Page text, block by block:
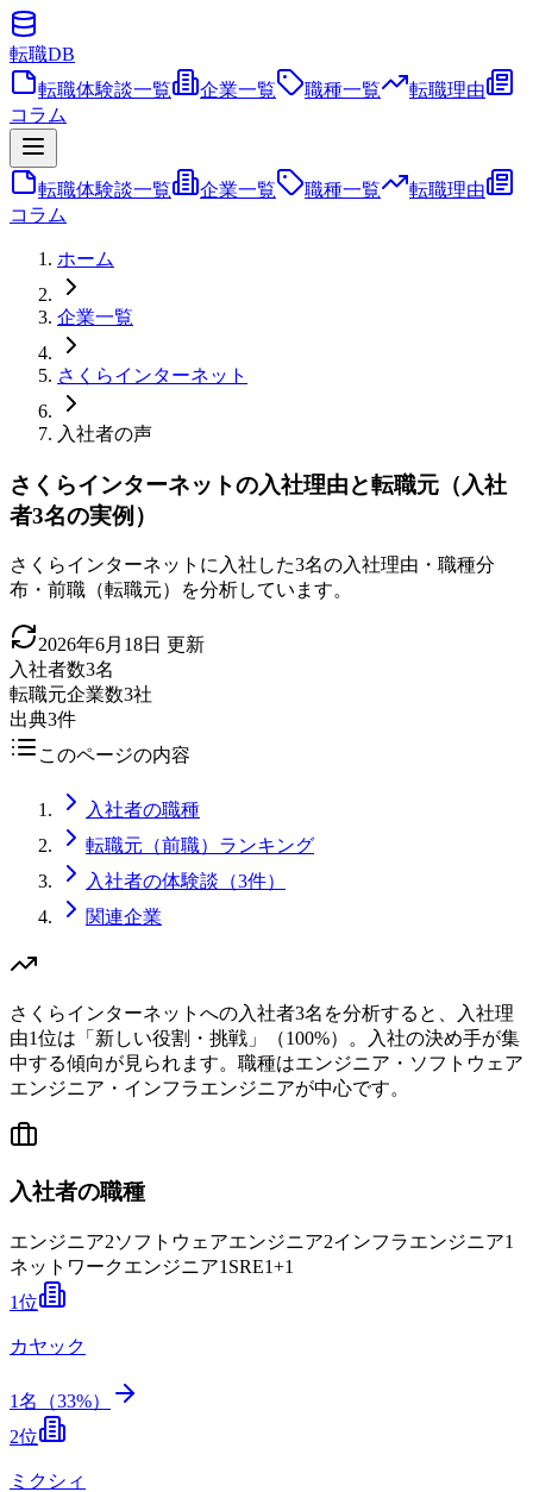
転職DB
転職体験談一覧
企業一覧 職種一覧
転職理由
コラム
転職体験談一覧 企業一覧 職種一覧
転職理由
コラム
ホーム
企業一覧
さくらインターネット
入社者の声
さくらインターネットの入社理由と転職元（入社
者3名の実例）
さくらインターネットに入社した3名の入社理由・職種分
布・前職（転職元）を分析しています。
2026年6月18日 更新
入社者数3名
転職元企業数3社
出典3件
このページの内容
入社者の職種
転職元（前職）ランキング
入社者の体験談（3件）
関連企業
さくらインターネットへの入社者3名を分析すると、入社理
由1位は「新しい役割・挑戦」（100%）。入社の決め手が集
中する傾向が見られます。職種はエンジニア・ソフトウェア
エンジニア・インフラエンジニアが中心です。
入社者の職種
エンジニア2ソフトウェアエンジニア2インフラエンジニア1
ネットワークエンジニア1 SRE1+1
1位
カヤック
1名（33%）
2位
ミクシィ